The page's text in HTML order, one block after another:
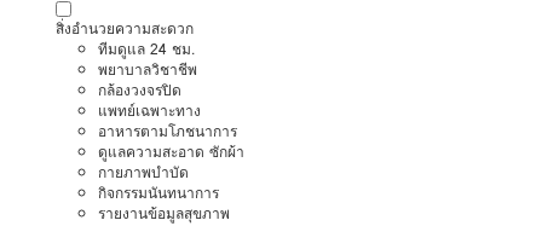
สิ่งอำนวยความสะดวก
ทีมดูแล 24 ชม.
พยาบาลวิชาชีพ
กล้องวงจรปิด
แพทย์เฉพาะทาง
อาหารตามโภชนาการ
ดูแลความสะอาด ซักผ้า
กายภาพบำบัด
กิจกรรมนันทนาการ
รายงานข้อมูลสุขภาพ